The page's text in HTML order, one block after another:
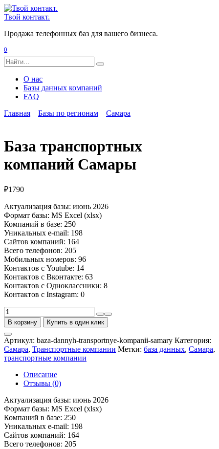
Перейти
к
Твой контакт.
Продажа телефонных баз для вашего бизнеса.
0
Search
for:
О нас
Базы данных компаний
FAQ
Главная
Базы по регионам Самара
База транспортных
компаний Самары
₽1790
Актуализация базы: июнь 2026
Формат базы: MS Excel (xlsx)
Компаний в базе: 250
Уникальных e-mail: 198
Сайтов компаний: 164
Всего телефонов: 205
Мобильных номеров: 96
Контактов с Youtube: 14
Контактов с Вконтакте: 63
Контактов с Одноклассники: 8
Контактов с Instagram: 0
Количество
товара
База
транспортных
компаний
Самары
В корзину Купить в один клик
Артикул: baza-dannyh-transportnye-kompanii-samary Категория:
Самара, Транспортные компании Метки: база данных, Самара,
транспортные компании
Описание
Отзывы (0)
Актуализация базы: июнь 2026
Формат базы: MS Excel (xlsx)
Компаний в базе: 250
Уникальных e-mail: 198
Сайтов компаний: 164
Всего телефонов: 205